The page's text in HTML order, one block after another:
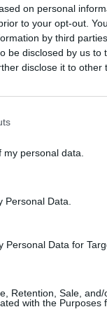
on personal
to your opt-out.
by third
be disclosed by us to
disclose it to other
personal data.
Data.
Personal Data for
Retention, Sale, and/
with the Purposes
μισθός
υποστηρικτικό
και
να ενταχθείτε σε